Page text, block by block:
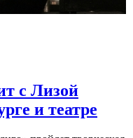
с Лизой
и театре